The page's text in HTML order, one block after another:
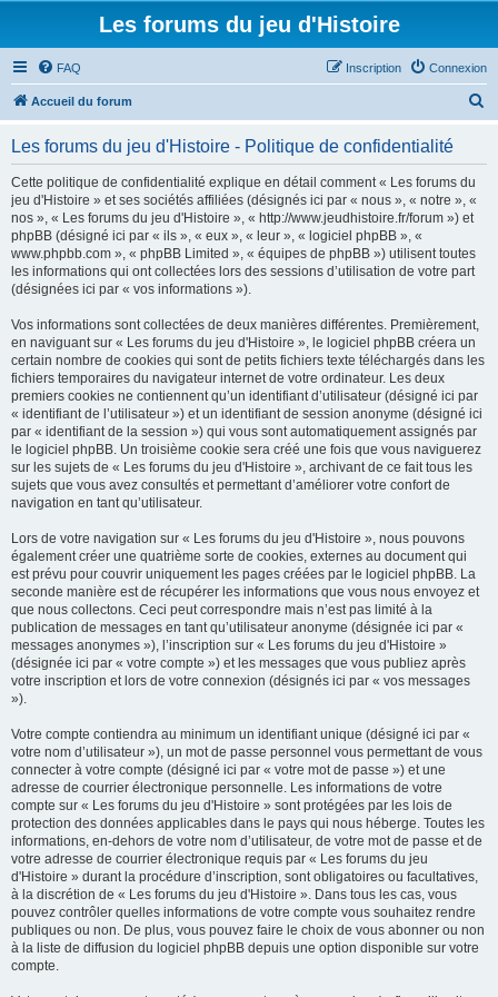
Les forums du jeu d'Histoire
FAQ Connexion
Inscription
Accueil du forum
Les forums du jeu d'Histoire - Politique de confidentialité
Cette politique de confidentialité explique en détail comment « Les forums du
jeu d'Histoire » et ses sociétés affiliées (désignés ici par « nous », « notre », «
nos », « Les forums du jeu d'Histoire », « http://www.jeudhistoire.fr/forum ») et
phpBB (désigné ici par « ils », « eux », « leur », « logiciel phpBB », «
www.phpbb.com », « phpBB Limited », « équipes de phpBB ») utilisent toutes
les informations qui ont collectées lors des sessions d’utilisation de votre part
(désignées ici par « vos informations »).
Vos informations sont collectées de deux manières différentes. Premièrement,
en naviguant sur « Les forums du jeu d'Histoire », le logiciel phpBB créera un
certain nombre de cookies qui sont de petits fichiers texte téléchargés dans les
fichiers temporaires du navigateur internet de votre ordinateur. Les deux
premiers cookies ne contiennent qu’un identifiant d’utilisateur (désigné ici par
« identifiant de l’utilisateur ») et un identifiant de session anonyme (désigné ici
par « identifiant de la session ») qui vous sont automatiquement assignés par
le logiciel phpBB. Un troisième cookie sera créé une fois que vous naviguerez
sur les sujets de « Les forums du jeu d'Histoire », archivant de ce fait tous les
sujets que vous avez consultés et permettant d’améliorer votre confort de
navigation en tant qu’utilisateur.
Lors de votre navigation sur « Les forums du jeu d'Histoire », nous pouvons
également créer une quatrième sorte de cookies, externes au document qui
est prévu pour couvrir uniquement les pages créées par le logiciel phpBB. La
seconde manière est de récupérer les informations que vous nous envoyez et
que nous collectons. Ceci peut correspondre mais n’est pas limité à la
publication de messages en tant qu’utilisateur anonyme (désignée ici par «
messages anonymes »), l’inscription sur « Les forums du jeu d'Histoire »
(désignée ici par « votre compte ») et les messages que vous publiez après
votre inscription et lors de votre connexion (désignés ici par « vos messages
»).
Votre compte contiendra au minimum un identifiant unique (désigné ici par «
votre nom d’utilisateur »), un mot de passe personnel vous permettant de vous
connecter à votre compte (désigné ici par « votre mot de passe ») et une
adresse de courrier électronique personnelle. Les informations de votre
compte sur « Les forums du jeu d'Histoire » sont protégées par les lois de
protection des données applicables dans le pays qui nous héberge. Toutes les
informations, en-dehors de votre nom d’utilisateur, de votre mot de passe et de
votre adresse de courrier électronique requis par « Les forums du jeu
d'Histoire » durant la procédure d’inscription, sont obligatoires ou facultatives,
à la discrétion de « Les forums du jeu d'Histoire ». Dans tous les cas, vous
pouvez contrôler quelles informations de votre compte vous souhaitez rendre
publiques ou non. De plus, vous pouvez faire le choix de vous abonner ou non
à la liste de diffusion du logiciel phpBB depuis une option disponible sur votre
compte.